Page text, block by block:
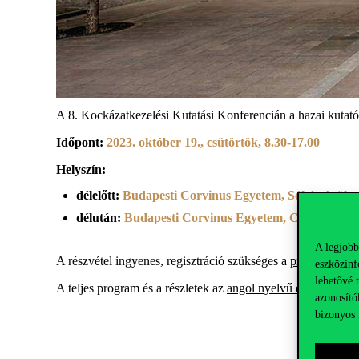
A
lehetővé
bizonyos
A 8. Kockázatkezelési Kutatási Konferencián a hazai
Időpont: 2023. október 19., csütörtök, 8.30-17.00
Helyszín:
délelőtt: Budapesti Corvinus Egyetem, Sóház
délután: Budapesti Corvinus Egyetem, C épület,
A részvétel ingyenes, regisztráció szükséges a press@uni-
A teljes program és a részletek az angol nyelvű eseményben